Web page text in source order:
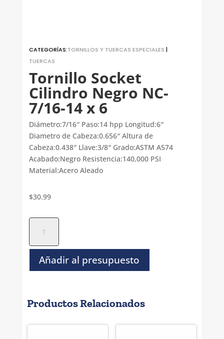
CATEGORÍAS:TORNILLOS Y TUERCAS ESPECIALES |
TUERCAS
Tornillo Socket
Cilindro Negro NC-
7/16-14 x 6
Diámetro:7/16″ Paso:14 hpp Longitud:6″
Diametro de Cabeza:0.656″ Altura de
Cabeza:0.438″ Llave:3/8″ Grado:ASTM A574
Acabado:Negro Resistencia:140,000 PSI
Material:Acero Aleado
$30.99
Socket
Cilindro
Negro
NC-
x
cantidad
Añadir al presupuesto
Productos Relacionados